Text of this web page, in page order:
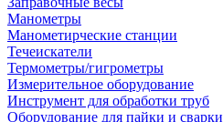
Манометры
Манометирческие станции
Течеискатели
Термометры/гигрометры
Измерительное оборудование
Инструмент для обработки труб
Оборудование для пайки и сварки